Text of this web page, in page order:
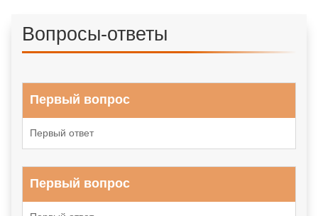
Вопросы-ответы
Первый вопрос
Первый ответ
Первый вопрос